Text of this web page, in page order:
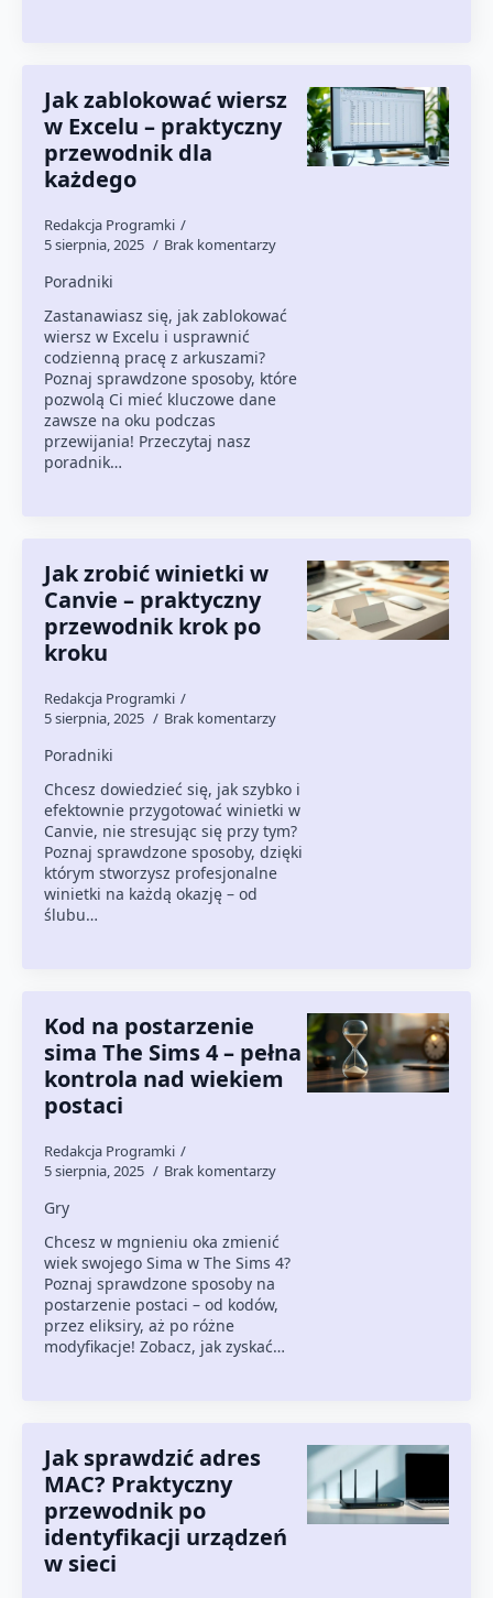
Jak zablokować wiersz
w Excelu – praktyczny
przewodnik dla
każdego
Redakcja Programki
5 sierpnia, 2025
Brak komentarzy
Poradniki
Zastanawiasz się, jak zablokować
wiersz w Excelu i usprawnić
codzienną pracę z arkuszami?
Poznaj sprawdzone sposoby, które
pozwolą Ci mieć kluczowe dane
zawsze na oku podczas
przewijania! Przeczytaj nasz
poradnik…
Jak zrobić winietki w
Canvie – praktyczny
przewodnik krok po
kroku
Redakcja Programki
5 sierpnia, 2025
Brak komentarzy
Poradniki
Chcesz dowiedzieć się, jak szybko i
efektownie przygotować winietki w
Canvie, nie stresując się przy tym?
Poznaj sprawdzone sposoby, dzięki
którym stworzysz profesjonalne
winietki na każdą okazję – od
ślubu…
Kod na postarzenie
sima The Sims 4 – pełna
kontrola nad wiekiem
postaci
Redakcja Programki
5 sierpnia, 2025
Brak komentarzy
Gry
Chcesz w mgnieniu oka zmienić
wiek swojego Sima w The Sims 4?
Poznaj sprawdzone sposoby na
postarzenie postaci – od kodów,
przez eliksiry, aż po różne
modyfikacje! Zobacz, jak zyskać…
Jak sprawdzić adres
MAC? Praktyczny
przewodnik po
identyfikacji urządzeń
w sieci